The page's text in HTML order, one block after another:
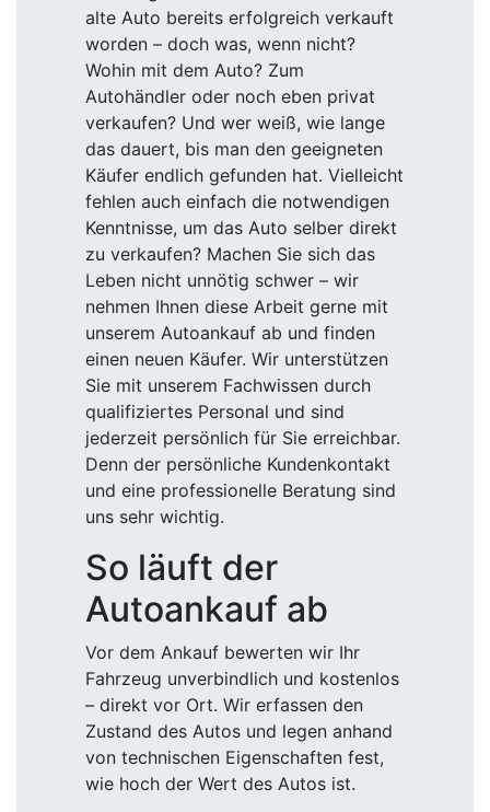
alte Auto bereits erfolgreich verkauft
worden – doch was, wenn nicht?
Wohin mit dem Auto? Zum
Autohändler oder noch eben privat
verkaufen? Und wer weiß, wie lange
das dauert, bis man den geeigneten
Käufer endlich gefunden hat. Vielleicht
fehlen auch einfach die notwendigen
Kenntnisse, um das Auto selber direkt
zu verkaufen? Machen Sie sich das
Leben nicht unnötig schwer – wir
nehmen Ihnen diese Arbeit gerne mit
unserem Autoankauf ab und finden
einen neuen Käufer. Wir unterstützen
Sie mit unserem Fachwissen durch
qualifiziertes Personal und sind
jederzeit persönlich für Sie erreichbar.
Denn der persönliche Kundenkontakt
und eine professionelle Beratung sind
uns sehr wichtig.
So läuft der
Autoankauf ab
Vor dem Ankauf bewerten wir Ihr
Fahrzeug unverbindlich und kostenlos
– direkt vor Ort. Wir erfassen den
Zustand des Autos und legen anhand
von technischen Eigenschaften fest,
wie hoch der Wert des Autos ist.